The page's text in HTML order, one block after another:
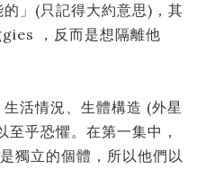
」(只記得大約意思)，其
，反而是想隔離他
活情況、生體構造 (外星
乎恐懼。在第一集中，
獨立的個體，所以他們以